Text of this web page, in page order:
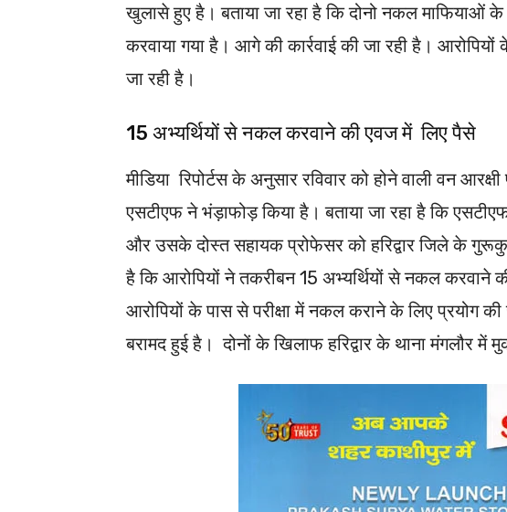
खुलासे हुए है। बताया जा रहा है कि दोनो नकल माफियाओं
करवाया गया है। आगे की कार्रवाई की जा रही है।
जा रही है।
15 अभ्यर्थियों से नकल करवाने की एवज में लिए पैसे
मीडिया रिपोर्टस के अनुसार रविवार को होने वाली वन
एसटीएफ ने भंड़ाफोड़ किया है। बताया जा रहा है कि
और उसके दोस्त सहायक प्रोफेसर को हरिद्वार जिले के
है कि आरोपियों ने तकरीबन 15 अभ्यर्थियों से नकल
आरोपियों के पास से परीक्षा में नकल कराने के लिए प्रयोग की
बरामद हुई है। दोनों के खिलाफ हरिद्वार के थाना मंगलौर में